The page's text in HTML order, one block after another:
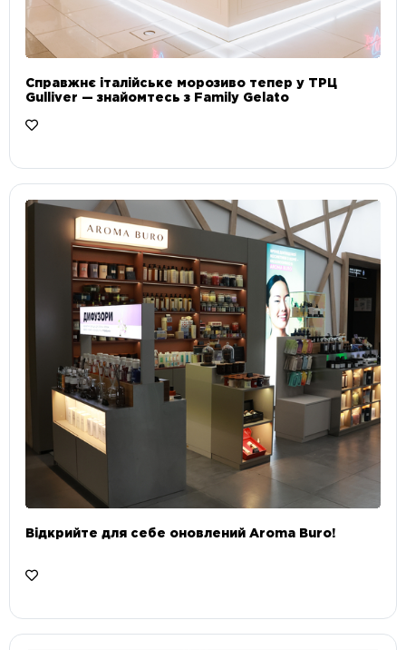
Справжнє італійське морозиво тепер у ТРЦ
Gulliver — знайомтесь з Family Gelato
Відкрийте для себе оновлений Aroma Buro! ⠀